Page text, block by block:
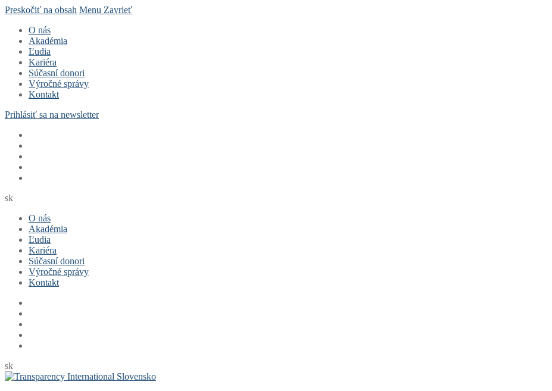
Preskočiť na obsah Menu Zavrieť
O nás
Akadémia
Ľudia
Kariéra
Súčasní donori
Výročné správy
Kontakt
Prihlásiť sa na newsletter
sk
O nás
Akadémia
Ľudia
Kariéra
Súčasní donori
Výročné správy
Kontakt
sk